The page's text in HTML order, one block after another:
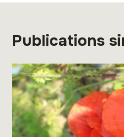
Publications